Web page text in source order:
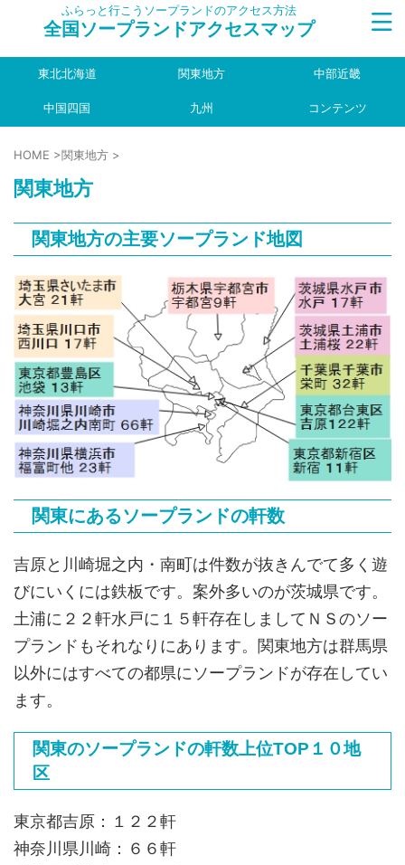
ふらっと行こうソープランドのアクセス方法
全国ソープランドアクセスマップ
東北北海道 関東地方 中部近畿
中国四国 九州 コンテンツ
HOME >関東地方 >
関東地方
関東地方の主要ソープランド地図
関東にあるソープランドの軒数
吉原と川崎堀之内・南町は件数が抜きんでて多く遊
びにいくには鉄板です。案外多いのが茨城県です。
土浦に２２軒水戸に１５軒存在しましてＮＳのソー
プランドもそれなりにあります。関東地方は群馬県
以外にはすべての都県にソープランドが存在してい
ます。
関東のソープランドの軒数上位TOP１０地
区
東京都吉原：１２２軒
神奈川県川崎：６６軒